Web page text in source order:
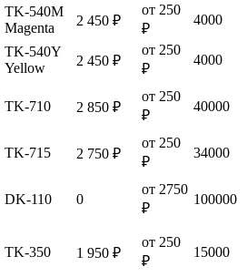
TK-540M
Magenta
2 450 ₽
от 250
₽
4000
TK-540Y
Yellow
2 450 ₽
от 250
₽
4000
TK-710 2 850 ₽
от 250
₽
40000
TK-715 2 750 ₽
от 250
₽
34000
DK-110 0
от 2750
₽
100000
TK-350 1 950 ₽
от 250
₽
15000